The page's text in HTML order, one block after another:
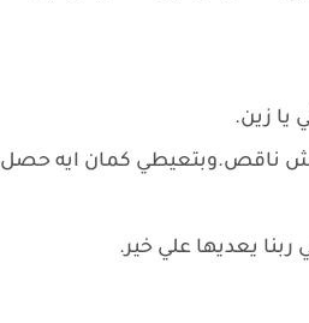
يا زين.
مش ناقص.وبتعيطي كمان ايه
يعديها علي خير.